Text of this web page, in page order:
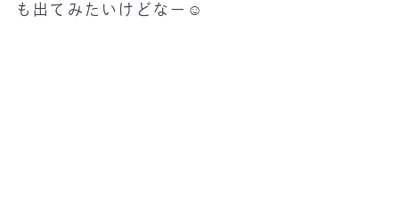
も出てみたいけどなー☺️